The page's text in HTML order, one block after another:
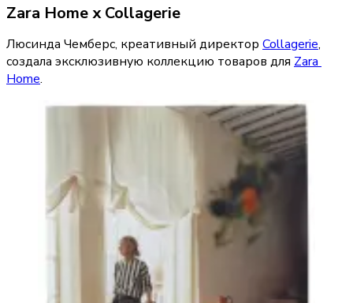
Zara Home x Collagerie
Люсинда Чемберс, креативный директор Collagerie,
создала эксклюзивную коллекцию товаров для Zara
Home.